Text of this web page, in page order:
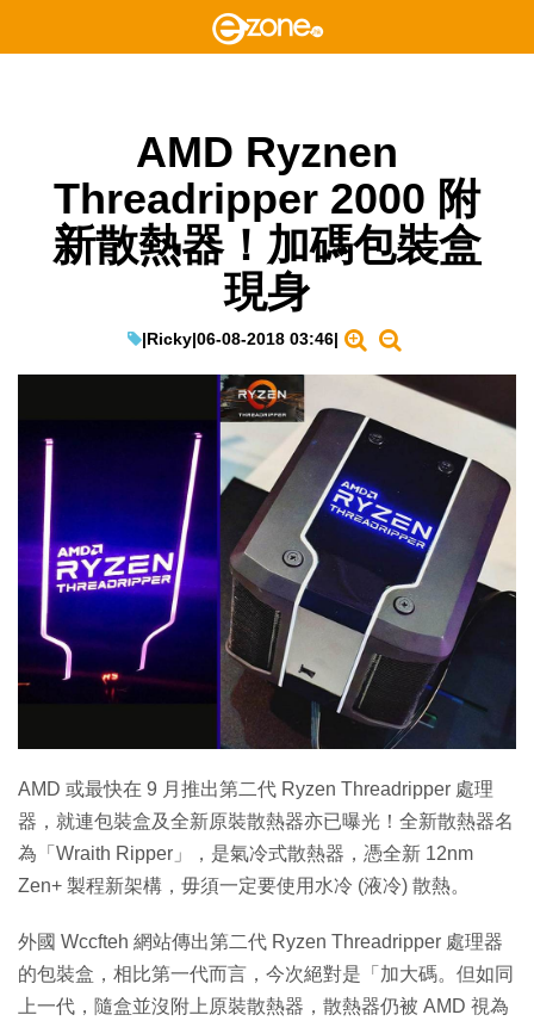
AMD Ryznen
Threadripper 2000 附
新散熱器！加碼包裝盒
現身
|Ricky|06-08-2018 03:46|
AMD 或最快在 9 月推出第二代 Ryzen Threadripper 處理
器，就連包裝盒及全新原裝散熱器亦已曝光！全新散熱器名
為「Wraith Ripper」，是氣冷式散熱器，憑全新 12nm
Zen+ 製程新架構，毋須一定要使用水冷 (液冷) 散熱。
外國 Wccfteh 網站傳出第二代 Ryzen Threadripper 處理器
的包裝盒，相比第一代而言，今次絕對是「加大碼。但如同
上一代，隨盒並沒附上原裝散熱器，散熱器仍被 AMD 視為